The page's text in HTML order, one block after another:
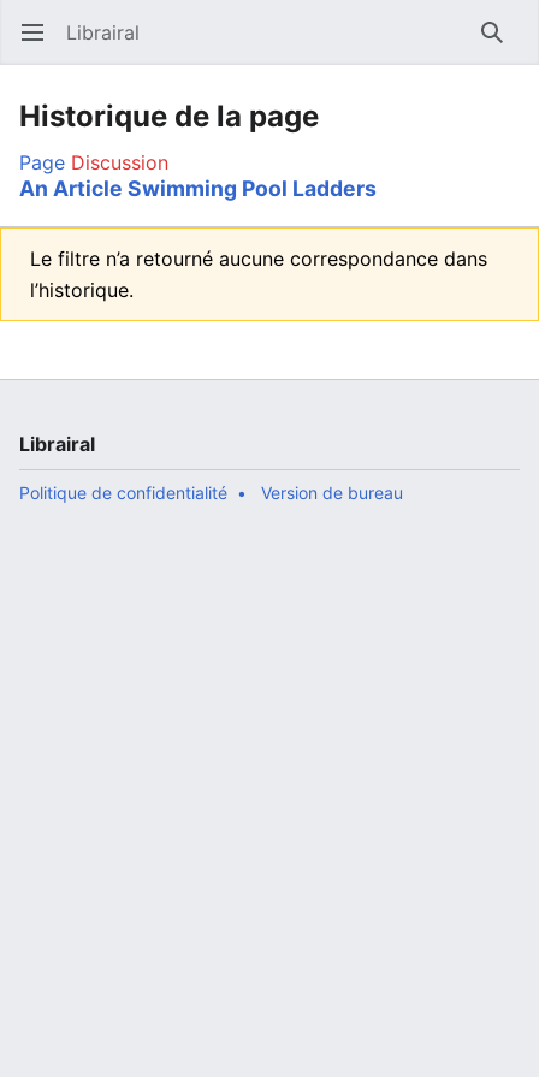
Ouvrir le menu principal Librairal
Historique de la page
Page Discussion
An Article Swimming Pool Ladders
Le filtre n’a retourné aucune correspondance dans
l’historique.
Librairal
Politique de confidentialité Version de bureau